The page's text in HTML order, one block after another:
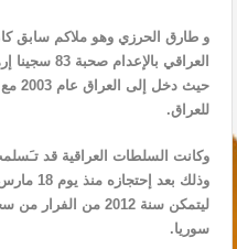
و طارق الحرزي وهو ملاكم سابق
العراقي
حيث
للعراق.
ليتمكن سنة 2012 من
سوريا.